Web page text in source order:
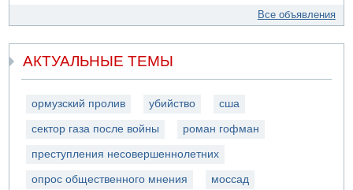
Все объявления
АКТУАЛЬНЫЕ ТЕМЫ
ормузский пролив убийство сша
сектор газа после войны роман гофман
преступления несовершеннолетних
опрос общественного мнения моссад